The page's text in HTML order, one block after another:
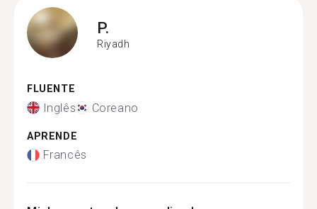
P.
Riyadh
FLUENTE
Inglês Coreano
APRENDE
Francês